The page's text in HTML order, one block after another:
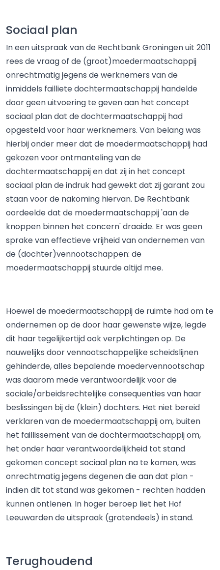
Sociaal plan
In een uitspraak van de Rechtbank Groningen uit 2011
rees de vraag of de (groot)moedermaatschappij
onrechtmatig jegens de werknemers van de
inmiddels failliete dochtermaatschappij handelde
door geen uitvoering te geven aan het concept
sociaal plan dat de dochtermaatschappij had
opgesteld voor haar werknemers. Van belang was
hierbij onder meer dat de moedermaatschappij had
gekozen voor ontmanteling van de
dochtermaatschappij en dat zij in het concept
sociaal plan de indruk had gewekt dat zij garant zou
staan voor de nakoming hiervan. De Rechtbank
oordeelde dat de moedermaatschappij 'aan de
knoppen binnen het concern' draaide. Er was geen
sprake van effectieve vrijheid van ondernemen van
de (dochter)vennootschappen: de
moedermaatschappij stuurde altijd mee.
Hoewel de moedermaatschappij de ruimte had om te
ondernemen op de door haar gewenste wijze, legde
dit haar tegelijkertijd ook verplichtingen op. De
nauwelijks door vennootschappelijke scheidslijnen
gehinderde, alles bepalende moedervennootschap
was daarom mede verantwoordelijk voor de
sociale/arbeidsrechtelijke consequenties van haar
beslissingen bij de (klein) dochters. Het niet bereid
verklaren van de moedermaatschappij om, buiten
het faillissement van de dochtermaatschappij om,
het onder haar verantwoordelijkheid tot stand
gekomen concept sociaal plan na te komen, was
onrechtmatig jegens degenen die aan dat plan -
indien dit tot stand was gekomen - rechten hadden
kunnen ontlenen. In hoger beroep liet het Hof
Leeuwarden de uitspraak (grotendeels) in stand.
Terughoudend